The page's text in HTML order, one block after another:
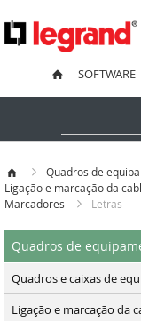
SOFTWARE
Quadros de
Ligação e marcação da
Marcadores
Letras
Quadros de
Quadros e caixas de
Ligação e marcação da